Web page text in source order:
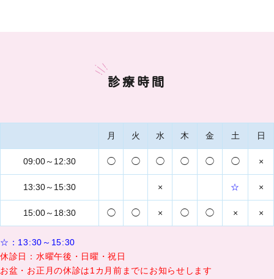
診療時間
月 火 水 木 金 土 日
09:00～12:30 ◯ ◯ ◯ ◯ ◯ ◯ ×
13:30～15:30 × ☆ ×
15:00～18:30 ◯ ◯ × ◯ ◯ × ×
☆：13:30～15:30
休診日：水曜午後・日曜・祝日
お盆・お正月の休診は1カ月前までにお知らせします